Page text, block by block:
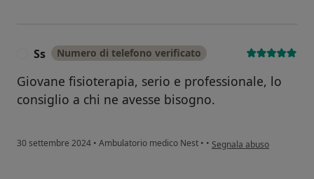
Ss Numero di telefono verificato
Giovane fisioterapia, serio e professionale, lo
consiglio a chi ne avesse bisogno.
30 settembre 2024 • Ambulatorio medico Nest • • secondo l'opinione
Segnala abuso